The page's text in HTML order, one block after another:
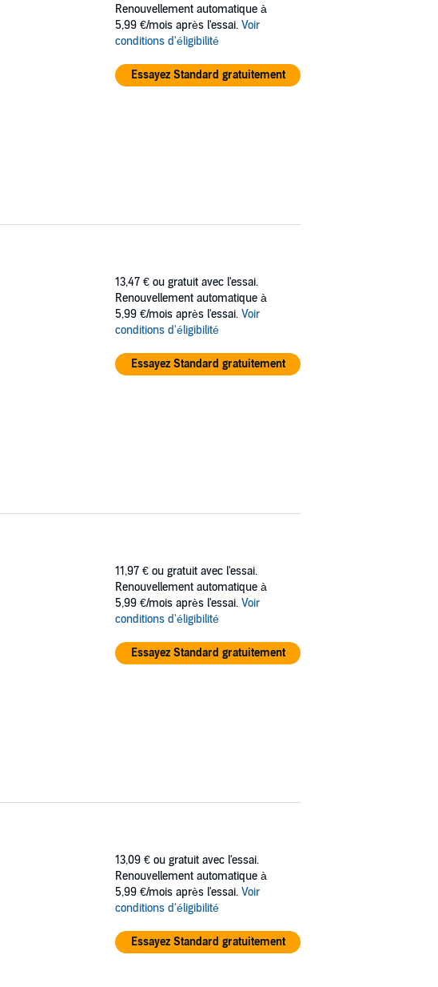
Renouvellement automatique à
5,99 €/mois après l'essai. Voir
conditions d'éligibilité
Essayez Standard gratuitement
13,47 € ou gratuit avec l'essai.
Renouvellement automatique à
5,99 €/mois après l'essai. Voir
conditions d'éligibilité
Essayez Standard gratuitement
11,97 € ou gratuit avec l'essai.
Renouvellement automatique à
5,99 €/mois après l'essai. Voir
conditions d'éligibilité
Essayez Standard gratuitement
13,09 € ou gratuit avec l'essai.
Renouvellement automatique à
5,99 €/mois après l'essai. Voir
conditions d'éligibilité
Essayez Standard gratuitement